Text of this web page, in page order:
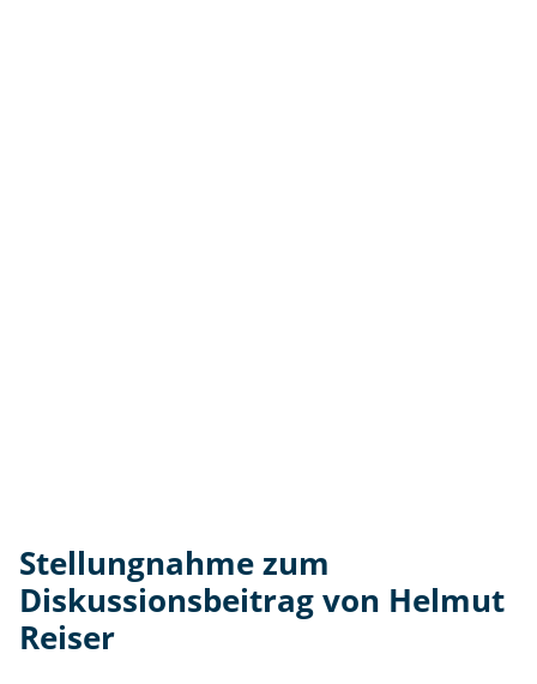
Stellungnahme zum
Diskussionsbeitrag von Helmut
Reiser